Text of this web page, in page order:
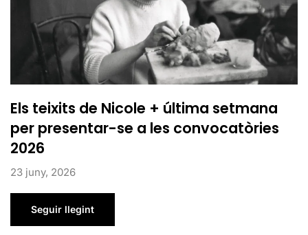
Els teixits de Nicole + última setmana
per presentar-se a les convocatòries
2026
23 juny, 2026
Seguir llegint